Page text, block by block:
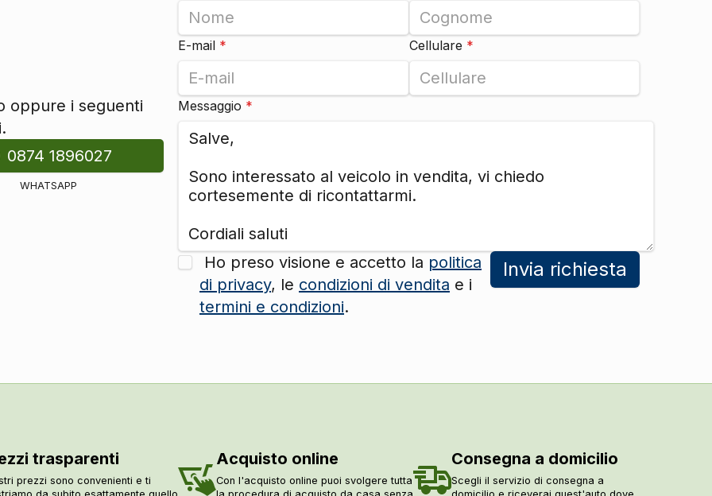
DI SERIE
oppure i seguenti
0874 1896027
WHATSAPP
E-mail * Cellulare *
Messaggio *
Ho preso visione e accetto la politica
di privacy, le condizioni di vendita e i
termini e condizioni.
Invia richiesta
trasparenti
prezzi sono convenienti e ti
Acquisto online
Con l'acquisto online puoi svolgere tutta
Consegna a domicilio
Scegli il servizio di consegna a